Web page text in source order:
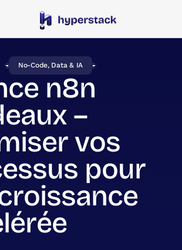
No-Code, Data & IA
n8n
–
vos
pour